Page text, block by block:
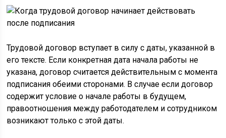
Трудовой договор вступает в силу с даты, указанной в
его тексте. Если конкретная дата начала работы не
указана, договор считается действительным с момента
подписания обеими сторонами. В случае если договор
содержит условие о начале работы в будущем,
правоотношения между работодателем и сотрудником
возникают только с этой даты.